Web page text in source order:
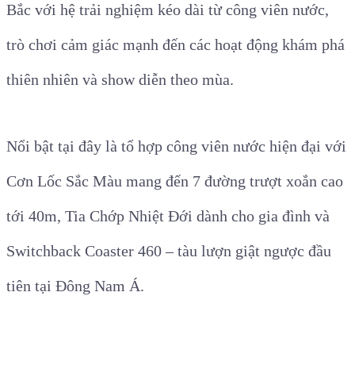
Bắc với hệ trải nghiệm kéo dài từ công viên nước,
trò chơi cảm giác mạnh đến các hoạt động khám phá
thiên nhiên và show diễn theo mùa.
Nổi bật tại đây là tổ hợp công viên nước hiện đại với
Cơn Lốc Sắc Màu mang đến 7 đường trượt xoắn cao
tới 40m, Tia Chớp Nhiệt Đới dành cho gia đình và
Switchback Coaster 460 – tàu lượn giật ngược đầu
tiên tại Đông Nam Á.